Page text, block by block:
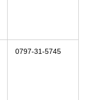
0797-31-5745